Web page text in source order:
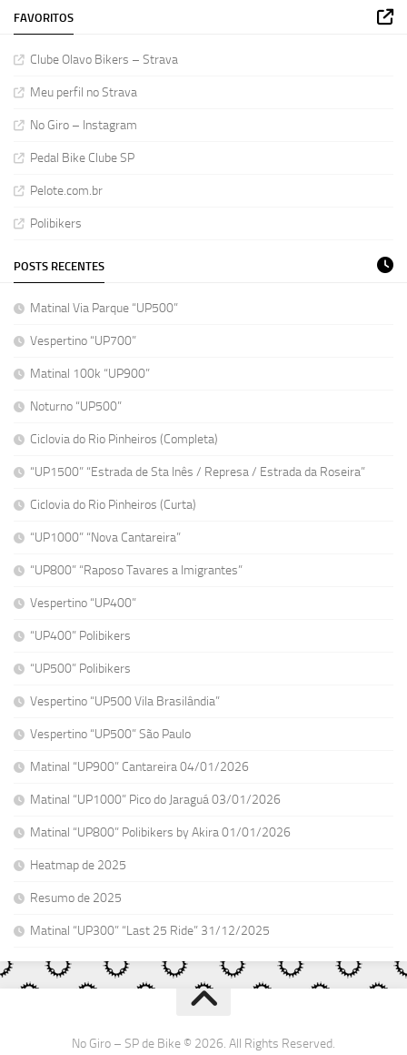
FAVORITOS
Clube Olavo Bikers – Strava
Meu perfil no Strava
No Giro – Instagram
Pedal Bike Clube SP
Pelote.com.br
Polibikers
POSTS RECENTES
Matinal Via Parque “UP500”
Vespertino “UP700”
Matinal 100k “UP900”
Noturno “UP500”
Ciclovia do Rio Pinheiros (Completa)
“UP1500” “Estrada de Sta Inês / Represa / Estrada da Roseira”
Ciclovia do Rio Pinheiros (Curta)
“UP1000” “Nova Cantareira”
“UP800” “Raposo Tavares a Imigrantes”
Vespertino “UP400”
“UP400” Polibikers
“UP500” Polibikers
Vespertino “UP500 Vila Brasilândia”
Vespertino “UP500” São Paulo
Matinal “UP900” Cantareira 04/01/2026
Matinal “UP1000” Pico do Jaraguá 03/01/2026
Matinal “UP800” Polibikers by Akira 01/01/2026
Heatmap de 2025
Resumo de 2025
Matinal “UP300” “Last 25 Ride” 31/12/2025
No Giro – SP de Bike © 2026. All Rights Reserved.